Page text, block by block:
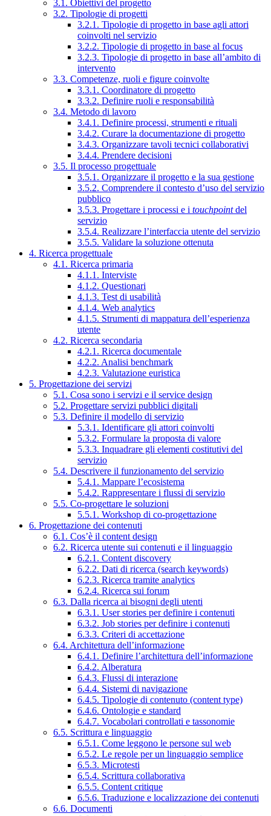
3.1. Obiettivi del progetto
3.2. Tipologie di progetti
3.2.1. Tipologie di progetto in base agli attori
coinvolti nel servizio
3.2.2. Tipologie di progetto in base al focus
3.2.3. Tipologie di progetto in base all’ambito di
intervento
3.3. Competenze, ruoli e figure coinvolte
3.3.1. Coordinatore di progetto
3.3.2. Definire ruoli e responsabilità
3.4. Metodo di lavoro
3.4.1. Definire processi, strumenti e rituali
3.4.2. Curare la documentazione di progetto
3.4.3. Organizzare tavoli tecnici collaborativi
3.4.4. Prendere decisioni
3.5. Il processo progettuale
3.5.1. Organizzare il progetto e la sua gestione
3.5.2. Comprendere il contesto d’uso del servizio
pubblico
3.5.3. Progettare i processi e i touchpointdel
servizio
3.5.4. Realizzare l’interfaccia utente del servizio
3.5.5. Validare la soluzione ottenuta
4. Ricerca progettuale
4.1. Ricerca primaria
4.1.1. Interviste
4.1.2. Questionari
4.1.3. Test di usabilità
4.1.4. Web analytics
4.1.5. Strumenti di mappatura dell’esperienza
utente
4.2. Ricerca secondaria
4.2.1. Ricerca documentale
4.2.2. Analisi benchmark
4.2.3. Valutazione euristica
5. Progettazione dei servizi
5.1. Cosa sono i servizi e il service design
5.2. Progettare servizi pubblici digitali
5.3. Definire il modello di servizio
5.3.1. Identificare gli attori coinvolti
5.3.2. Formulare la proposta di valore
5.3.3. Inquadrare gli elementi costitutivi del
servizio
5.4. Descrivere il funzionamento del servizio
5.4.1. Mappare l’ecosistema
5.4.2. Rappresentare i flussi di servizio
5.5. Co-progettare le soluzioni
5.5.1. Workshop di co-progettazione
6. Progettazione dei contenuti
6.1. Cos’è il content design
6.2. Ricerca utente sui contenuti e il linguaggio
6.2.1. Content discovery
6.2.2. Dati di ricerca (search keywords)
6.2.3. Ricerca tramite analytics
6.2.4. Ricerca sui forum
6.3. Dalla ricerca ai bisogni degli utenti
6.3.1. User stories per definire i contenuti
6.3.2. Job stories per definire i contenuti
6.3.3. Criteri di accettazione
6.4. Architettura dell’informazione
6.4.1. Definire l’architettura dell’informazione
6.4.2. Alberatura
6.4.3. Flussi di interazione
6.4.4. Sistemi di navigazione
6.4.5. Tipologie di contenuto (content type)
6.4.6. Ontologie e standard
6.4.7. Vocabolari controllati e tassonomie
6.5. Scrittura e linguaggio
6.5.1. Come leggono le persone sul web
6.5.2. Le regole per un linguaggio semplice
6.5.3. Microtesti
6.5.4. Scrittura collaborativa
6.5.5. Content critique
6.5.6. Traduzione e localizzazione dei contenuti
6.6. Documenti